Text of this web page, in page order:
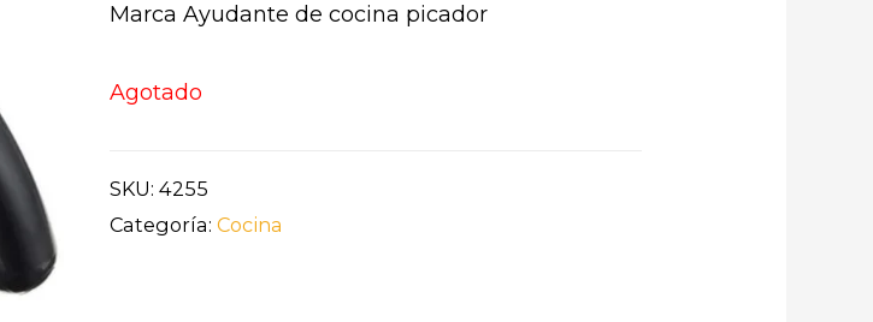
Marca Ayudante de cocina picador
Agotado
SKU:4255
Categoría:Cocina